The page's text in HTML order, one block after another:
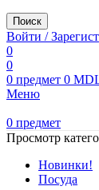
Поиск
Войти /
0
0
0 предмет 0
Меню
0 предмет
Просмотр
Новинки!
Посуда